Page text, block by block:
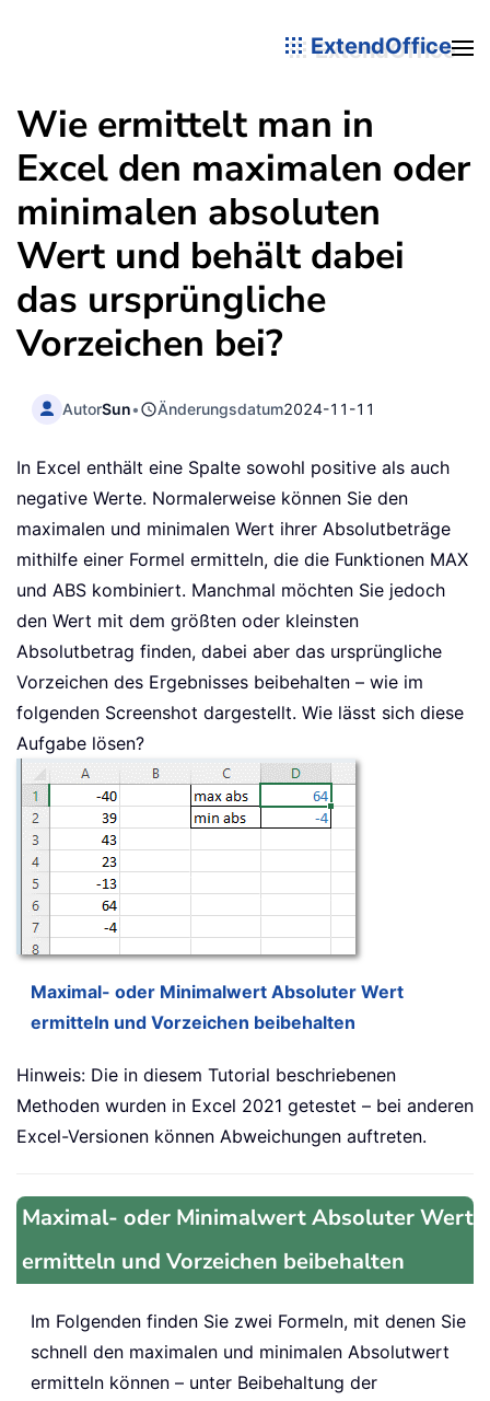
ExtendOffice
Wie ermittelt man in
Excel den maximalen oder
minimalen absoluten
Wert und behält dabei
das ursprüngliche
Vorzeichen bei?
AutorSun• Änderungsdatum2024-11-11
In Excel enthält eine Spalte sowohl positive als auch
negative Werte. Normalerweise können Sie den
maximalen und minimalen Wert ihrer Absolutbeträge
mithilfe einer Formel ermitteln, die die Funktionen MAX
und ABS kombiniert. Manchmal möchten Sie jedoch
den Wert mit dem größten oder kleinsten
Absolutbetrag finden, dabei aber das ursprüngliche
Vorzeichen des Ergebnisses beibehalten – wie im
folgenden Screenshot dargestellt. Wie lässt sich diese
Aufgabe lösen?
Maximal- oder Minimalwert Absoluter Wert
ermitteln und Vorzeichen beibehalten
Hinweis: Die in diesem Tutorial beschriebenen
Methoden wurden in Excel 2021 getestet – bei anderen
Excel-Versionen können Abweichungen auftreten.
Maximal- oder Minimalwert Absoluter Wert
ermitteln und Vorzeichen beibehalten
Im Folgenden finden Sie zwei Formeln, mit denen Sie
schnell den maximalen und minimalen Absolutwert
ermitteln können – unter Beibehaltung der